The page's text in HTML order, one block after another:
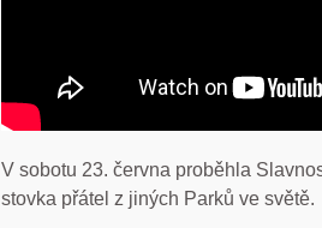
V sobotu 23. června proběhla
stovka přátel z jiných Parků ve světě.